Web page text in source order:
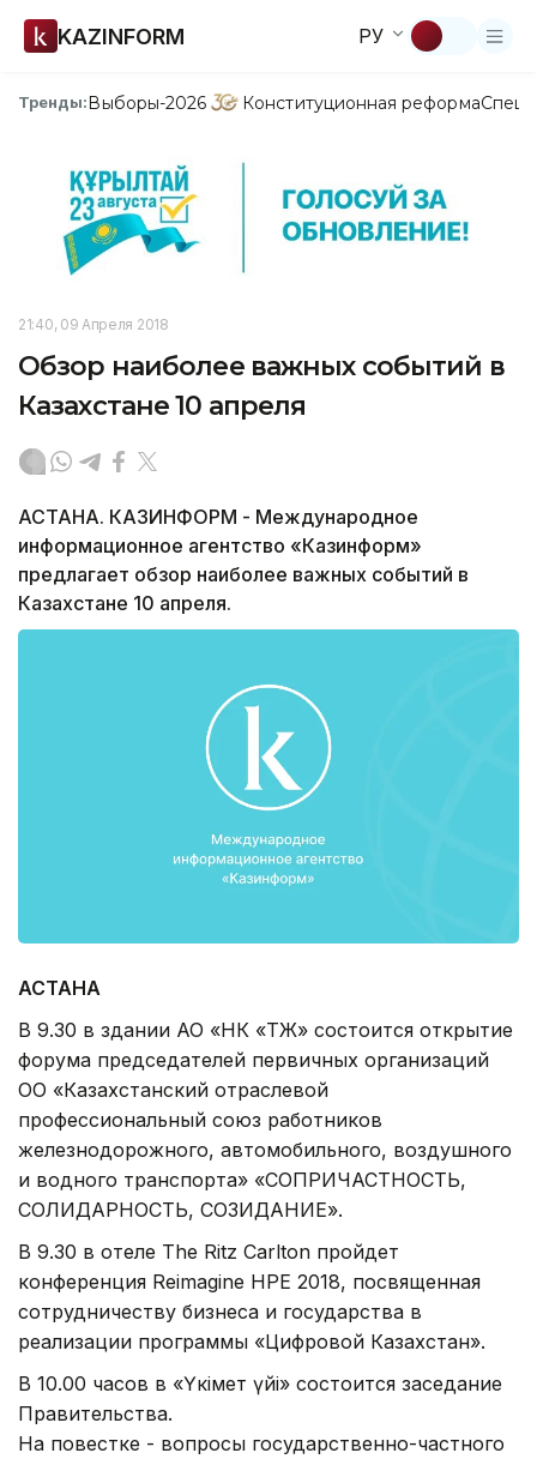
KAZINFORM РУ
Тренды:Выборы-2026 Конституционная реформа
21:40, 09 Апреля 2018
Обзор наиболее важных событий в
Казахстане 10 апреля
АСТАНА. КАЗИНФОРМ - Международное
информационное агентство «Казинформ»
предлагает обзор наиболее важных событий в
Казахстане 10 апреля.
АСТАНА
В 9.30 в здании АО «НК «ҚТЖ» состоится открытие
форума председателей первичных организаций
ОО «Казахстанский отраслевой
профессиональный союз работников
железнодорожного, автомобильного, воздушного
и водного транспорта» «СОПРИЧАСТНОСТЬ,
СОЛИДАРНОСТЬ, СОЗИДАНИЕ».
В 9.30 в отеле The Ritz Carlton пройдет
конференция Reimagine HPE 2018, посвященная
сотрудничеству бизнеса и государства в
реализации программы «Цифровой Казахстан».
В 10.00 часов в «Үкімет үйі» состоится заседание
Правительства.
На повестке - вопросы государственно-частного